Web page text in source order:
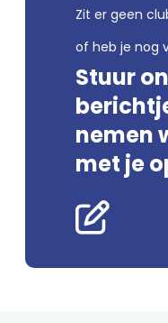
Zit er geen
of heb je nog
Stuur
nemen
met je